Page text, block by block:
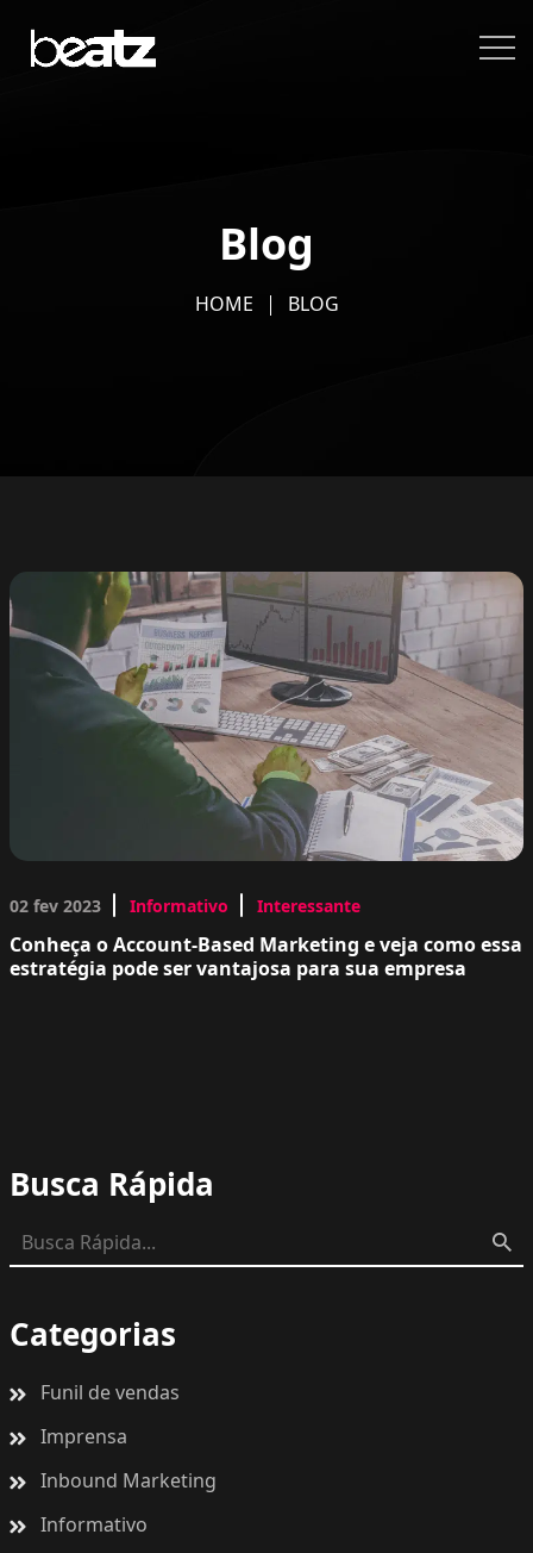
Blog
HOME BLOG
02 fev 2023 Informativo Interessante
Conheça o Account-Based Marketing e veja como essa
estratégia pode ser vantajosa para sua empresa
Busca Rápida
Categorias
Funil de vendas
Imprensa
Inbound Marketing
Informativo